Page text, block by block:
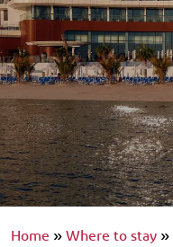
Home»Where to stay»